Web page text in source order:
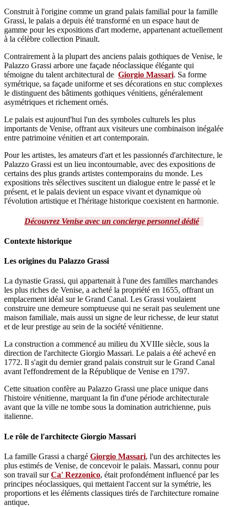
Construit à l'origine comme un grand palais familial pour la famille
Grassi, le palais a depuis été transformé en un espace haut de
gamme pour les expositions d'art moderne, appartenant actuellement
à la célèbre collection Pinault.
Contrairement à la plupart des anciens palais gothiques de Venise, le
Palazzo Grassi arbore une façade néoclassique élégante qui
témoigne du talent architectural de Giorgio Massari. Sa forme
symétrique, sa façade uniforme et ses décorations en stuc complexes
le distinguent des bâtiments gothiques vénitiens, généralement
asymétriques et richement ornés.
Le palais est aujourd'hui l'un des symboles culturels les plus
importants de Venise, offrant aux visiteurs une combinaison inégalée
entre patrimoine vénitien et art contemporain.
Pour les artistes, les amateurs d'art et les passionnés d'architecture, le
Palazzo Grassi est un lieu incontournable, avec des expositions de
certains des plus grands artistes contemporains du monde. Les
expositions très sélectives suscitent un dialogue entre le passé et le
présent, et le palais devient un espace vivant et dynamique où
l'évolution artistique et l'héritage historique coexistent en harmonie.
Découvrez Venise avec un concierge personnel dédié
Contexte historique
Les origines du Palazzo Grassi
La dynastie Grassi, qui appartenait à l'une des familles marchandes
les plus riches de Venise, a acheté la propriété en 1655, offrant un
emplacement idéal sur le Grand Canal. Les Grassi voulaient
construire une demeure somptueuse qui ne serait pas seulement une
maison familiale, mais aussi un signe de leur richesse, de leur statut
et de leur prestige au sein de la société vénitienne.
La construction a commencé au milieu du XVIIIe siècle, sous la
direction de l'architecte Giorgio Massari. Le palais a été achevé en
1772. Il s'agit du dernier grand palais construit sur le Grand Canal
avant l'effondrement de la République de Venise en 1797.
Cette situation confère au Palazzo Grassi une place unique dans
l'histoire vénitienne, marquant la fin d'une période architecturale
avant que la ville ne tombe sous la domination autrichienne, puis
italienne.
Le rôle de l'architecte Giorgio Massari
La famille Grassi a chargé Giorgio Massari, l'un des architectes les
plus estimés de Venise, de concevoir le palais. Massari, connu pour
son travail surCa' Rezzonico, était profondément influencé par les
principes néoclassiques, qui mettaient l'accent sur la symétrie, les
proportions et les éléments classiques tirés de l'architecture romaine
antique.